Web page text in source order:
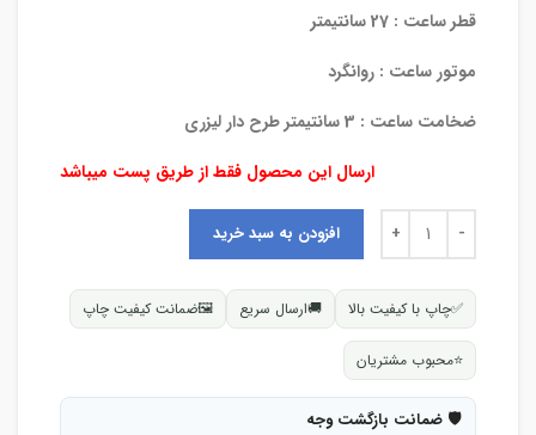
قطر ساعت : 27 سانتیمتر
موتور ساعت : روانگرد
ضخامت ساعت : 3 سانتیمتر طرح دار لیزری
ارسال این محصول فقط از طریق پست میباشد
افزودن به سبد خرید
✅چاپ با کیفیت بالا 🚚ارسال سریع 🖼ضمانت کیفیت چاپ
⭐محبوب مشتریان
🛡 ضمانت بازگشت وجه